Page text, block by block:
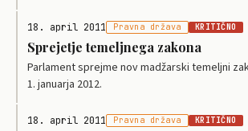
18. april 2011 Pravna država KRITIČNO
Sprejetje temeljnega zakona
Parlament sprejme nov madžarski temeljni
1. januarja 2012.
18. april 2011 Pravna država KRITIČNO